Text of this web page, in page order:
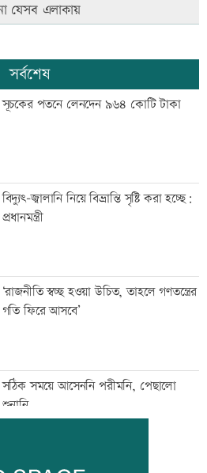
যেসব এলাকায়
সর্বশেষ
সূচকের পতনে লেনদেন ৯৬৪ কোটি টাকা
বিদ্যুৎ-জ্বালানি নিয়ে বিভ্রান্তি সৃষ্টি করা হচ্ছে:
প্রধানমন্ত্রী
‘রাজনীতি স্বচ্ছ হওয়া উচিত, তাহলে গণতন্ত্রের
গতি ফিরে আসবে’
সঠিক সময়ে আসেননি পরীমনি, পেছালো
শুনানি